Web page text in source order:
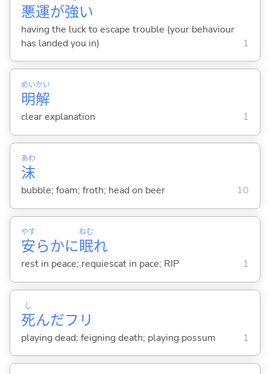
悪運が強い
having the luck to escape trouble (your behaviour
has landed you in)
1
明
めい
解
かい
clear explanation 1
沫
あわ
bubble; foam; froth; head on beer 10
安
やす
らかに眠
ねむ
れ
rest in peace; requiescat in pace; RIP 1
死
し
んだフリ
playing dead; feigning death; playing possum 1